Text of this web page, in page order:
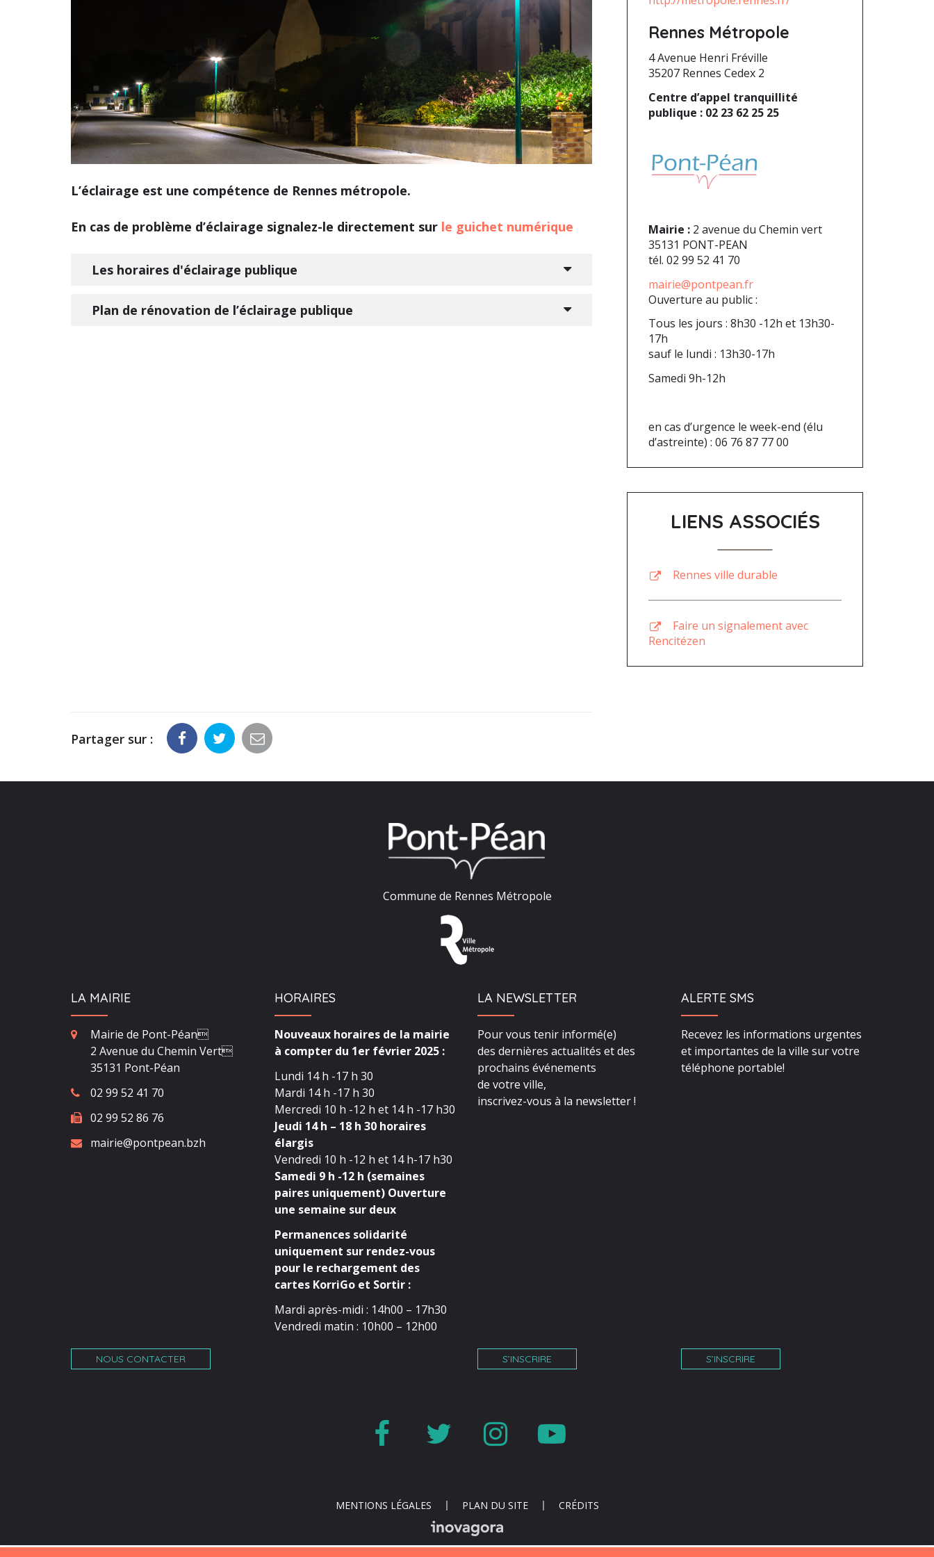
L’éclairage est une compétence de Rennes métropole.
En cas de problème d’éclairage signalez-le directement sur le guichet numérique
Les horaires d'éclairage publique
Plan de rénovation de l’éclairage publique
Rennes Métropole
4 Avenue Henri Fréville
35207 Rennes Cedex 2
Centre d’appel tranquillité
publique : 02 23 62 25 25
Mairie : 2 avenue du Chemin vert
35131 PONT-PEAN
tél. 02 99 52 41 70
mairie@pontpean.fr
Ouverture au public :
Tous les jours : 8h30 -12h et 13h30-
17h
sauf le lundi : 13h30-17h
Samedi 9h-12h
en cas d’urgence le week-end (élu
d’astreinte) : 06 76 87 77 00
LIENS ASSOCIÉS
Rennes ville durable
Faire un signalement avec
Rencitézen
Partager sur :
Commune de Rennes Métropole
LA MAIRIE
Mairie de Pont-Péan
2 Avenue du Chemin Vert
35131 Pont-Péan
02 99 52 41 70
02 99 52 86 76
mairie@pontpean.bzh
NOUS CONTACTER
HORAIRES
Nouveaux horaires de la mairie
à compter du 1er février 2025 :
Lundi 14 h -17 h 30
Mardi 14 h -17 h 30
Mercredi 10 h -12 h et 14 h -17 h30
Jeudi 14 h – 18 h 30 horaires
élargis
Vendredi 10 h -12 h et 14 h-17 h30
Samedi 9 h -12 h (semaines
paires uniquement) Ouverture
une semaine sur deux
Permanences solidarité
uniquement sur rendez-vous
pour le rechargement des
cartes KorriGo et Sortir :
Mardi après-midi : 14h00 – 17h30
Vendredi matin : 10h00 – 12h00
LA NEWSLETTER
Pour vous tenir informé(e)
des dernières actualités et des
prochains événements
de votre ville,
inscrivez-vous à la newsletter !
S’INSCRIRE
ALERTE SMS
Recevez les informations urgentes
et importantes de la ville sur votre
téléphone portable!
S’INSCRIRE
Lien
compte
Facebook
Lien
compte
Twitter
Lien
compte
Instagram
chaîne
Youtube
MENTIONS LÉGALES PLAN DU SITE CRÉDITS